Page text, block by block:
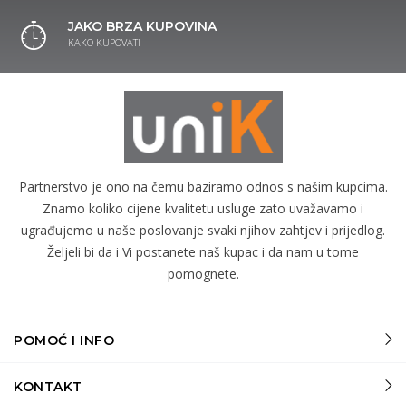
JAKO BRZA KUPOVINA
KAKO KUPOVATI
Partnerstvo je ono na čemu baziramo odnos s našim kupcima.
Znamo koliko cijene kvalitetu usluge zato uvažavamo i
ugrađujemo u naše poslovanje svaki njihov zahtjev i prijedlog.
Željeli bi da i Vi postanete naš kupac i da nam u tome
pomognete.
POMOĆ I INFO
KONTAKT